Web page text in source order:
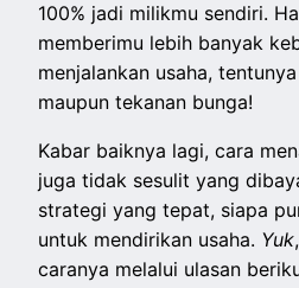
100% jadi milikmu sendiri.
memberimu lebih banyak
menjalankan usaha,
maupun tekanan bunga!
Kabar baiknya lagi, cara
juga tidak sesulit yang
strategi yang tepat, siapa
untuk mendirikan usaha. Yuk
caranya melalui ulasan